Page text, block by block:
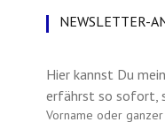
NEWSLETTER-
Hier kannst Du
erfährst so sofort,
Vorname oder ganzer